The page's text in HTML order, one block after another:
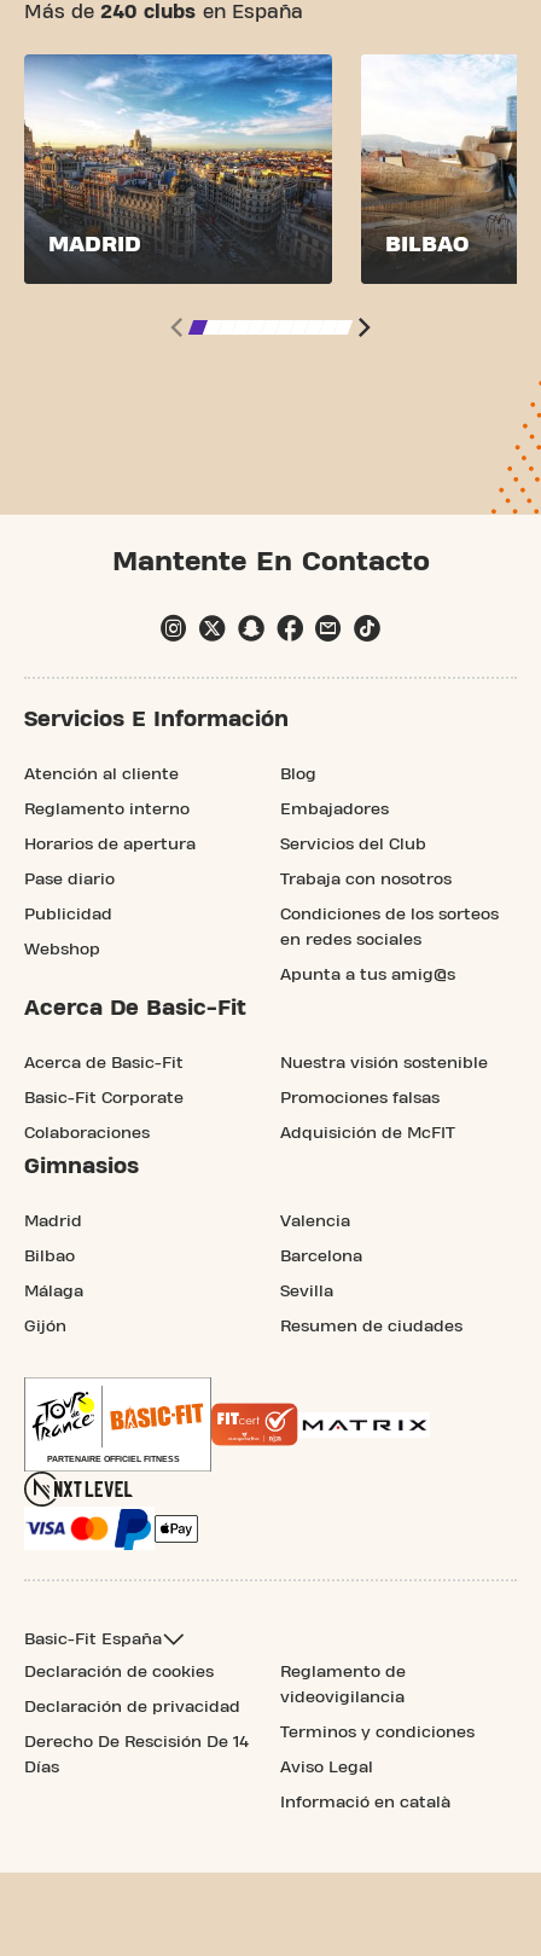
Más de 240 clubs en España
MADRID BILBAO
Mantente En Contacto
Servicios E Información
Atención al cliente
Reglamento interno
Horarios de apertura
Pase diario
Publicidad
Webshop
Blog
Embajadores
Servicios del Club
Trabaja con nosotros
Condiciones de los sorteos
en redes sociales
Apunta a tus amig@s
Acerca De Basic-Fit
Acerca de Basic-Fit
Basic-Fit Corporate
Colaboraciones
Nuestra visión sostenible
Promociones falsas
Adquisición de McFIT
Gimnasios
Madrid
Bilbao
Málaga
Gijón
Valencia
Barcelona
Sevilla
Resumen de ciudades
Basic-Fit España
Declaración de cookies
Declaración de privacidad
Derecho De Rescisión De 14
Días
Reglamento de
videovigilancia
Terminos y condiciones
Aviso Legal
Informació en català